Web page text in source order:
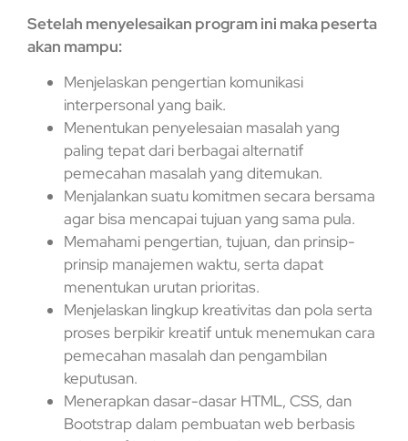
Setelah menyelesaikan program ini maka peserta
akan mampu:
Menjelaskan pengertian komunikasi
interpersonal yang baik.
Menentukan penyelesaian masalah yang
paling tepat dari berbagai alternatif
pemecahan masalah yang ditemukan.
Menjalankan suatu komitmen secara bersama
agar bisa mencapai tujuan yang sama pula.
Memahami pengertian, tujuan, dan prinsip-
prinsip manajemen waktu, serta dapat
menentukan urutan prioritas.
Menjelaskan lingkup kreativitas dan pola serta
proses berpikir kreatif untuk menemukan cara
pemecahan masalah dan pengambilan
keputusan.
Menerapkan dasar-dasar HTML, CSS, dan
Bootstrap dalam pembuatan web berbasis